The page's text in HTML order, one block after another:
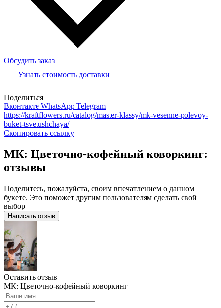
Обсудить заказ
Узнать стоимость доставки
Поделиться
Вконтакте WhatsApp Telegram
https://kraftflowers.ru/catalog/master-klassy/mk-vesenne-polevoy-
buket-tsvetushchaya/
Скопировать ссылку
МК: Цветочно-кофейный коворкинг:
отзывы
Поделитесь, пожалуйста, своим впечатлением о данном
букете. Это поможет другим пользователям сделать свой
выбор
Написать отзыв
Оставить отзыв
МК: Цветочно-кофейный коворкинг